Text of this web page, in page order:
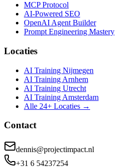
MCP Protocol
AI-Powered SEO
OpenAI Agent Builder
Prompt Engineering Mastery
Locaties
AI Training Nijmegen
AI Training Arnhem
AI Training Utrecht
AI Training Amsterdam
Alle 24+ Locaties →
Contact
dennis@projectimpact.nl
+31 6 54237254